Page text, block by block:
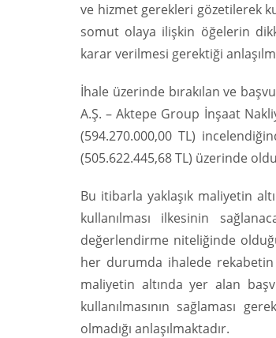
ve hizmet gerekleri gözetilerek
somut olaya ilişkin öğelerin
karar verilmesi gerektiği
İhale üzerinde bırakılan ve
A.Ş. – Aktepe Group İnşaat
(594.270.000,00 TL)
(505.622.445,68 TL) üzerinde
Bu itibarla yaklaşık maliyetin
kullanılması ilkesinin
değerlendirme niteliğinde
her durumda ihalede rekabetin
maliyetin altında yer alan
kullanılmasının sağlaması
olmadığı anlaşılmaktadır.